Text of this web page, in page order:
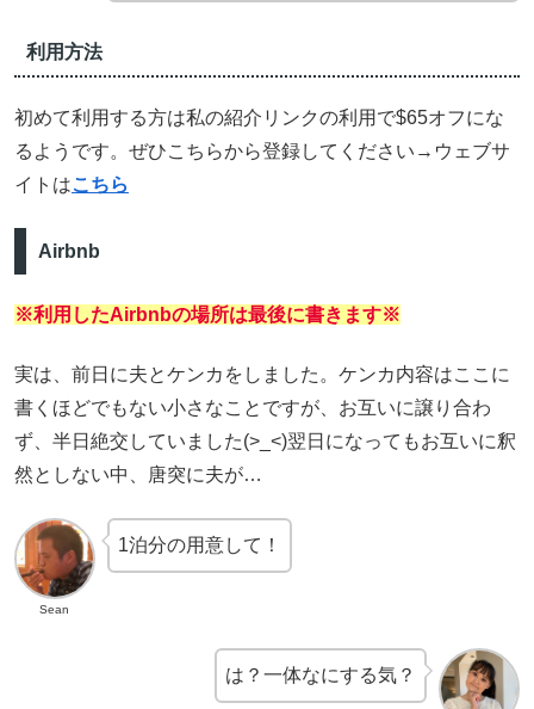
利用方法
初めて利用する方は私の紹介リンクの利用で$65オフにな
るようです。ぜひこちらから登録してください→ウェブサ
イトはこちら
Airbnb
※利用したAirbnbの場所は最後に書きます※
実は、前日に夫とケンカをしました。ケンカ内容はここに
書くほどでもない小さなことですが、お互いに譲り合わ
ず、半日絶交していました(>_<)翌日になってもお互いに釈
然としない中、唐突に夫が…
Sean
1泊分の用意して！
は？一体なにする気？